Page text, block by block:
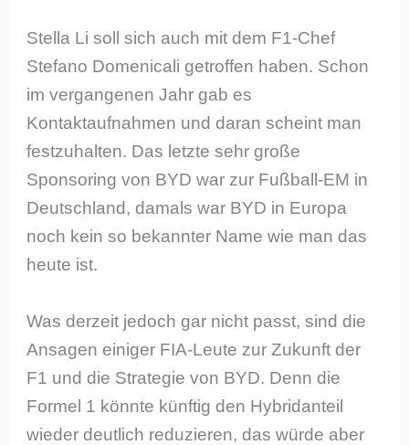
Stella Li soll sich auch mit dem F1-Chef
Stefano Domenicali getroffen haben. Schon
im vergangenen Jahr gab es
Kontaktaufnahmen und daran scheint man
festzuhalten. Das letzte sehr große
Sponsoring von BYD war zur Fußball-EM in
Deutschland, damals war BYD in Europa
noch kein so bekannter Name wie man das
heute ist.
Was derzeit jedoch gar nicht passt, sind die
Ansagen einiger FIA-Leute zur Zukunft der
F1 und die Strategie von BYD. Denn die
Formel 1 könnte künftig den Hybridanteil
wieder deutlich reduzieren, das würde aber